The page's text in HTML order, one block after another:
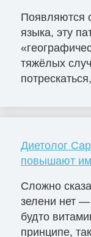
Появляются
языка, эту
тяжёлых
Диетолог
повышают
Сложно
зелени нет
будто
принципе,